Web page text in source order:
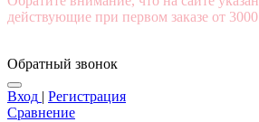
действующие при первом заказе от
Обратный звонок
Вход | Регистрация
Сравнение